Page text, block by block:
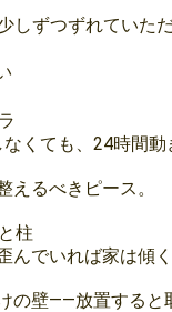
ずつずれていただ
くても、24時間動
るべきピース。
柱
んでいれば家は傾く
の壁——放置すると